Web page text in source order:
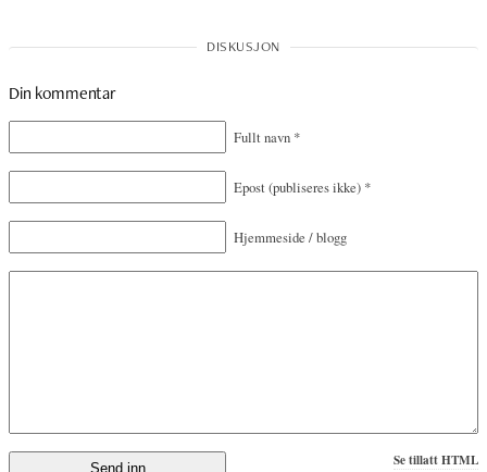
Din kommentar
Fullt navn *
Epost(publiseres ikke) *
Hjemmeside / blogg
Se tillatt HTML